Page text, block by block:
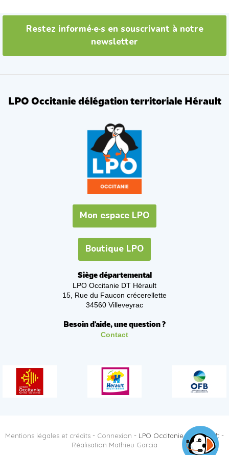
Restez informé·e·s en souscrivant à notre
newsletter
LPO Occitanie délégation territoriale Hérault
Mon espace LPO
Boutique LPO
Siège départemental
LPO Occitanie DT Hérault
15, Rue du Faucon crécerellette
34560 Villeveyrac
Besoin d'aide, une question ?
Contact
Mentions légales et crédits - Connexion - LPO Occitanie DT Hérault -
Réalisation Mathieu Garcia